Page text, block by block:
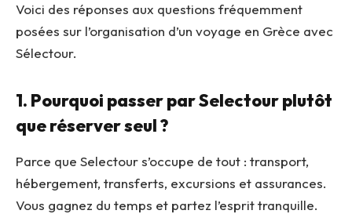
Voici des réponses aux questions fréquemment
posées sur l’organisation d’un voyage en Grèce avec
Sélectour.
1. Pourquoi passer par Selectour plutôt
que réserver seul ?
Parce que Selectour s’occupe de tout : transport,
hébergement, transferts, excursions et assurances.
Vous gagnez du temps et partez l’esprit tranquille.